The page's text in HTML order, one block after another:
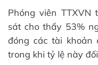
Phóng viên TTXVN
sát cho thấy 53%
đóng các tài khoản
trong khi tỷ lệ này